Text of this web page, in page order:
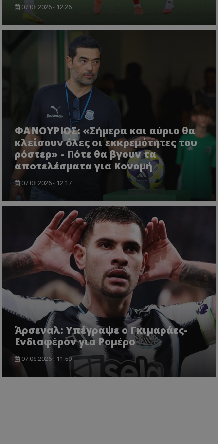
07.08.2026 - 12:26
ΦΑΝΟΥΡΙΟΣ: «Σήμερα και αύριο θα
κλείσουν όλες οι εκκρεμότητες του
ρόστερ» - Πότε θα βγουν τα
αποτελέσματα για Κονομή
07.08.2026 - 12:17
Άρσεναλ: Υπέγραψε ο Γκιμαράες-
Ενδιαφέρον για Ρομέρο
07.08.2026 - 11:50